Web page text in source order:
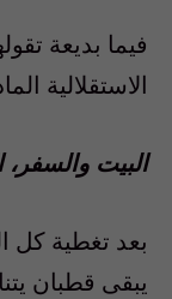
فيما بديعة
الاستقلالية
البيت والسفر،
بعد تغطية كل
يبقى قطبان